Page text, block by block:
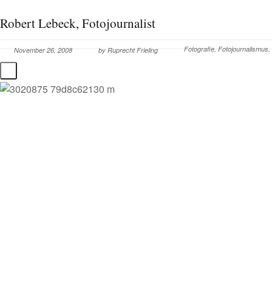
Robert Lebeck, Fotojournalist
November 26, 2008 by Ruprecht Frieling Fotografie, Fotojournalismus,